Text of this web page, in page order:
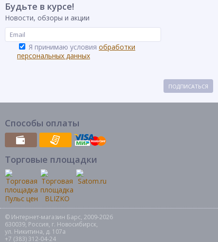
Будьте в курсе!
Новости, обзоры и акции
Я принимаю условия обработки
персональных данных
ПОДПИСАТЬСЯ
Способы оплаты
Торговые площадки
© Интернет-магазин Барс, 2009-2026
630039, Россия, г. Новосибирск,
ул. Никитина, д. 107а
+7 (383) 312-04-24